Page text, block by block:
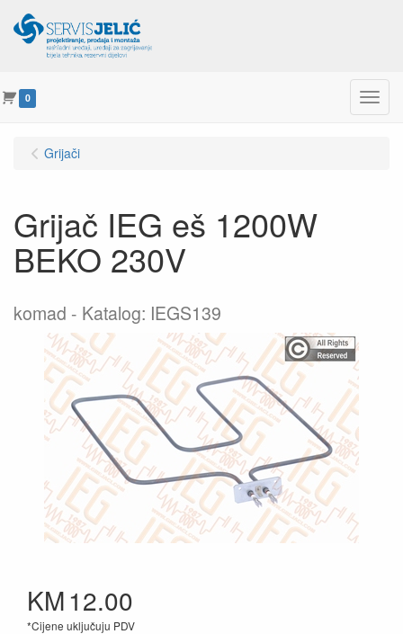
0 Menu
Grijači
Grijač IEG eš 1200W
BEKO 230V
komad Katalog: IEGS139
KM12.00
*Cijene uključuju PDV